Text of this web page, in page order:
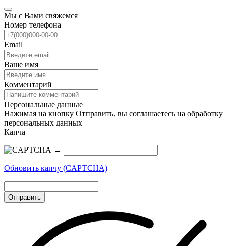
Мы с Вами свяжемся
Номер телефона
Email
Ваше имя
Комментарий
Персональные данные
Нажимая на кнопку Отправить, вы соглашаетесь на обработку
персональных данных
Капча
→
Обновить капчу (CAPTCHA)
Отправить